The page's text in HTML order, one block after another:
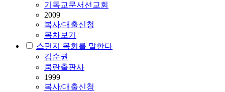
기독교문서선교회
2009
복사/대출신청
목차보기
스펀지 목회를 말한다
김순권
쿰란출판사
1999
복사/대출신청